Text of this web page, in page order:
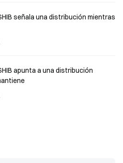
señala una distribución mientras
apunta a una distribución